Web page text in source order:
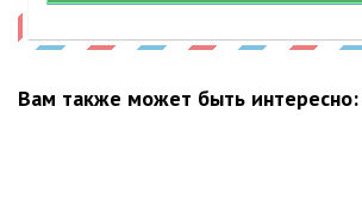
Вам также может быть интересно: